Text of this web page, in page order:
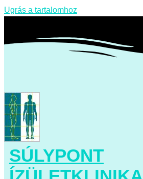
Ugrás a tartalomhoz
SÚLYPONT